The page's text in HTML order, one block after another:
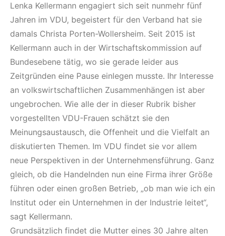
Lenka Kellermann engagiert sich seit nunmehr fünf
Jahren im VDU, begeistert für den Verband hat sie
damals Christa Porten-Wollersheim. Seit 2015 ist
Kellermann auch in der Wirtschaftskommission auf
Bundesebene tätig, wo sie gerade leider aus
Zeitgründen eine Pause einlegen musste. Ihr Interesse
an volkswirtschaftlichen Zusammenhängen ist aber
ungebrochen. Wie alle der in dieser Rubrik bisher
vorgestellten VDU-Frauen schätzt sie den
Meinungsaustausch, die Offenheit und die Vielfalt an
diskutierten Themen. Im VDU findet sie vor allem
neue Perspektiven in der Unternehmensführung. Ganz
gleich, ob die Handelnden nun eine Firma ihrer Größe
führen oder einen großen Betrieb, „ob man wie ich ein
Institut oder ein Unternehmen in der Industrie leitet“,
sagt Kellermann.
Grundsätzlich findet die Mutter eines 30 Jahre alten